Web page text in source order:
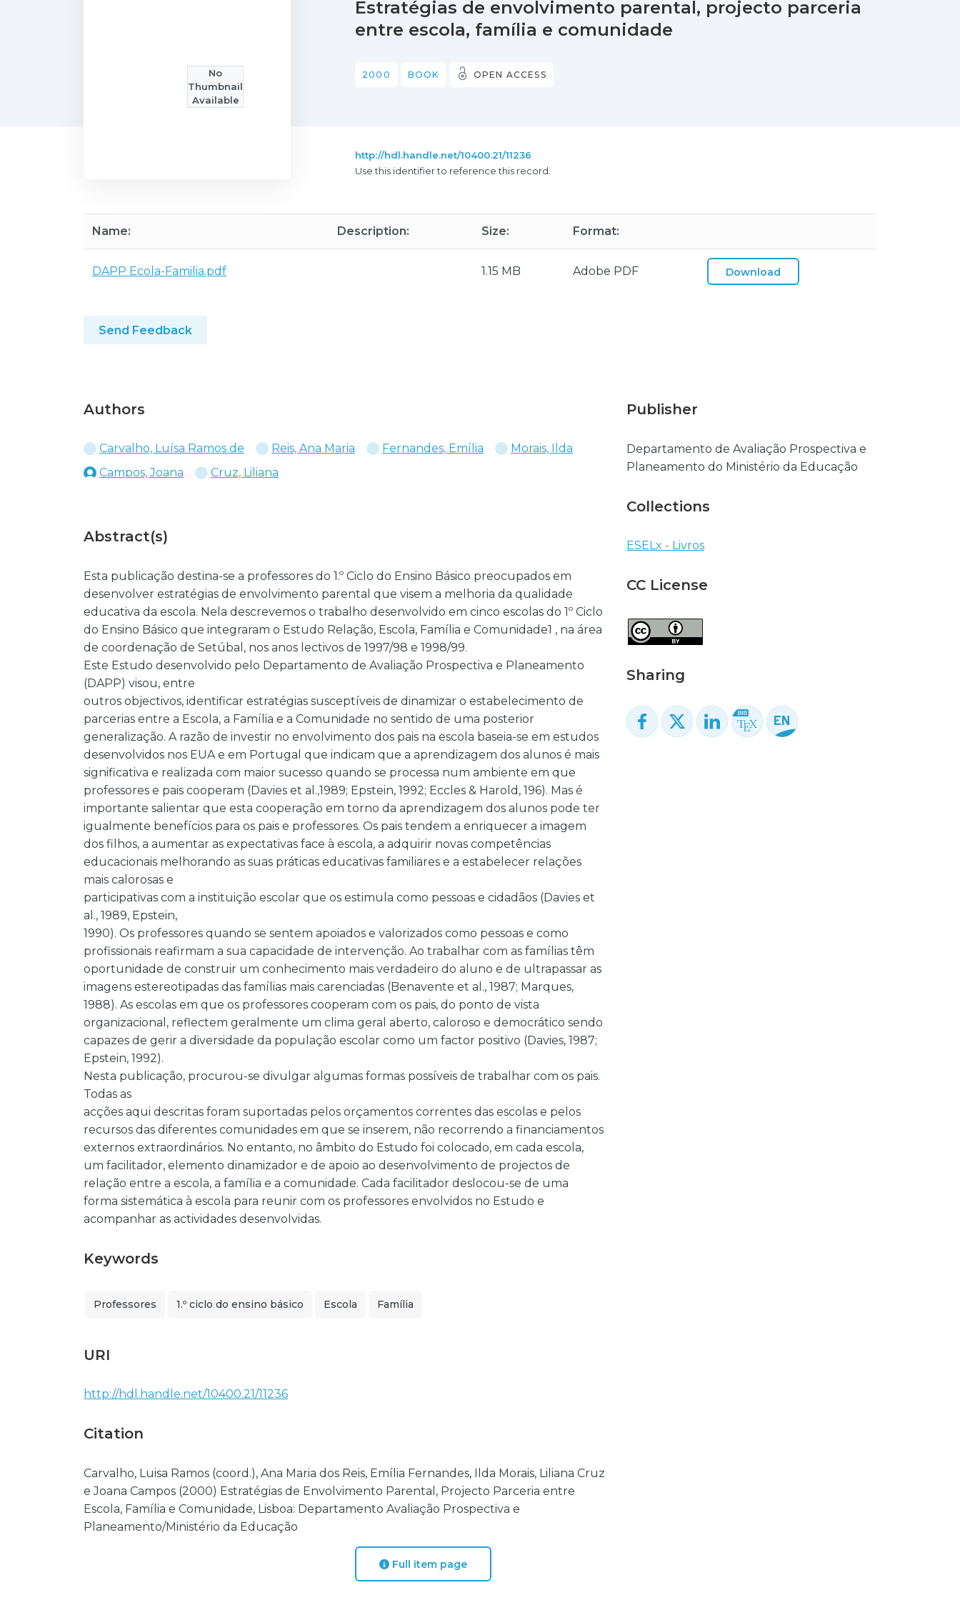
No
Thumbnail
Available
Estratégias de envolvimento parental, projecto parceria
entre escola, família e comunidade
2000 BOOK OPEN ACCESS
http://hdl.handle.net/10400.21/11236
Use this identifier to reference this record.
Name: Description: Size: Format:
DAPP Ecola-Familia.pdf 1.15 MB Adobe PDF Download
Send Feedback
Authors
Carvalho, Luísa Ramos de Reis, Ana Maria Fernandes, Emília
Morais, Ilda
Campos, Joana
Cruz, Liliana
Abstract(s)
Esta publicação destina-se a professores do 1.º Ciclo do Ensino Básico preocupados em
desenvolver estratégias de envolvimento parental que visem a melhoria da qualidade
educativa da escola. Nela descrevemos o trabalho desenvolvido em cinco escolas do 1º Ciclo
do Ensino Básico que integraram o Estudo Relação, Escola, Família e Comunidade1 , na área
de coordenação de Setúbal, nos anos lectivos de 1997/98 e 1998/99.
Este Estudo desenvolvido pelo Departamento de Avaliação Prospectiva e Planeamento
(DAPP) visou, entre
outros objectivos, identificar estratégias susceptíveis de dinamizar o estabelecimento de
parcerias entre a Escola, a Família e a Comunidade no sentido de uma posterior
generalização. A razão de investir no envolvimento dos pais na escola baseia-se em estudos
desenvolvidos nos EUA e em Portugal que indicam que a aprendizagem dos alunos é mais
significativa e realizada com maior sucesso quando se processa num ambiente em que
professores e pais cooperam (Davies et al.,1989; Epstein, 1992; Eccles & Harold, 196). Mas é
importante salientar que esta cooperação em torno da aprendizagem dos alunos pode ter
igualmente benefícios para os pais e professores. Os pais tendem a enriquecer a imagem
dos filhos, a aumentar as expectativas face à escola, a adquirir novas competências
educacionais melhorando as suas práticas educativas familiares e a estabelecer relações
mais calorosas e
participativas com a instituição escolar que os estimula como pessoas e cidadãos (Davies et
al., 1989, Epstein,
1990). Os professores quando se sentem apoiados e valorizados como pessoas e como
profissionais reafirmam a sua capacidade de intervenção. Ao trabalhar com as famílias têm
oportunidade de construir um conhecimento mais verdadeiro do aluno e de ultrapassar as
imagens estereotipadas das famílias mais carenciadas (Benavente et al., 1987; Marques,
1988). As escolas em que os professores cooperam com os pais, do ponto de vista
organizacional, reflectem geralmente um clima geral aberto, caloroso e democrático sendo
capazes de gerir a diversidade da população escolar como um factor positivo (Davies, 1987;
Epstein, 1992).
Nesta publicação, procurou-se divulgar algumas formas possíveis de trabalhar com os pais.
Todas as
acções aqui descritas foram suportadas pelos orçamentos correntes das escolas e pelos
recursos das diferentes comunidades em que se inserem, não recorrendo a financiamentos
externos extraordinários. No entanto, no âmbito do Estudo foi colocado, em cada escola,
um facilitador, elemento dinamizador e de apoio ao desenvolvimento de projectos de
relação entre a escola, a família e a comunidade. Cada facilitador deslocou-se de uma
forma sistemática à escola para reunir com os professores envolvidos no Estudo e
acompanhar as actividades desenvolvidas.
Keywords
Professores 1.º ciclo do ensino básico Escola Família
URI
http://hdl.handle.net/10400.21/11236
Citation
Carvalho, Luisa Ramos (coord.), Ana Maria dos Reis, Emília Fernandes, Ilda Morais, Liliana Cruz
e Joana Campos (2000) Estratégias de Envolvimento Parental, Projecto Parceria entre
Escola, Família e Comunidade, Lisboa: Departamento Avaliação Prospectiva e
Planeamento/Ministério da Educação
Publisher
Departamento de Avaliação Prospectiva e
Planeamento do Ministério da Educação
Collections
ESELx - Livros
CC License
Sharing
Full item page